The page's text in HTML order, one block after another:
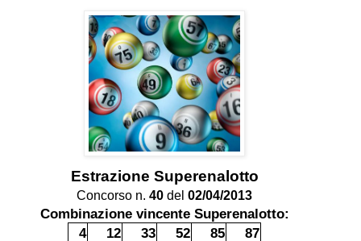
Estrazione Superenalotto
Concorso n. 40 del 02/04/2013
Combinazione vincente Superenalotto:
4
12 33 52 85 87